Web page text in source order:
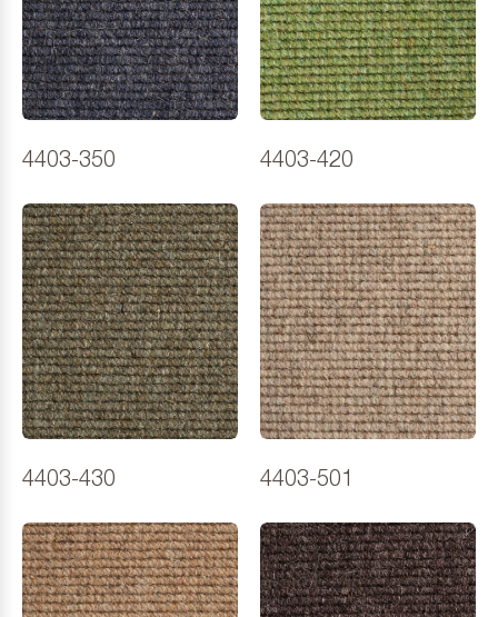
4403-350 4403-420
4403-430 4403-501